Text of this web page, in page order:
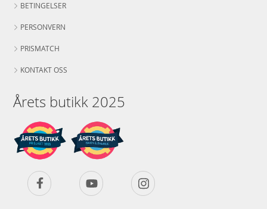
BETINGELSER
PERSONVERN
PRISMATCH
KONTAKT OSS
Årets butikk 2025